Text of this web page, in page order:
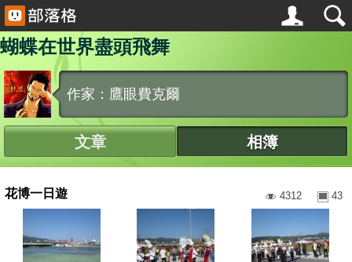
蝴蝶在世界盡頭飛舞
作家：鷹眼費克爾
文章 相簿
花博一日遊 43
4312